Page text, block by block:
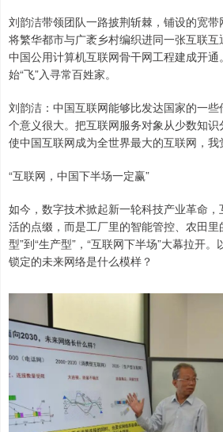
刘韵洁带领团队一路披荆斩棘，铺设的宽带
将繁华都市与广袤乡村编织进同一张互联互
中国公用计算机互联网骨干网工程建成开
始“飞”入寻常百姓家。
刘韵洁：中国互联网能够比发达国家的一
个意义很大。把互联网服务对象从少数知识
使中国互联网成为全世界最大的互联网，我
“互联网，中国下半场一定赢”
如今，数字技术掀起新一轮科技产业革命
活的点缀，而是工厂里的智能管控、农田
型”到“生产型”，“互联网下半场”大幕拉开
锁定的未来网络是什么模样？